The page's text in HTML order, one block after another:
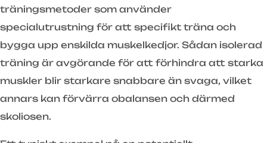
träningsmetoder som använder
specialutrustning för att specifikt träna och
bygga upp enskilda muskelkedjor. Sådan isolerad
träning är avgörande för att förhindra att starka
muskler blir starkare snabbare än svaga, vilket
annars kan förvärra obalansen och därmed
skoliosen.